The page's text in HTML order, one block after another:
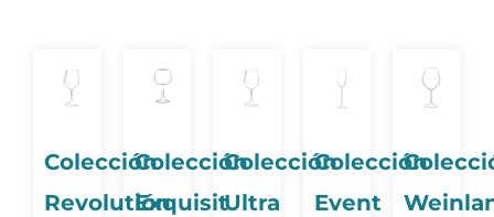
Colección
Revolutión
Colección
Exquisit
Colección
Ultra
Colección
Event